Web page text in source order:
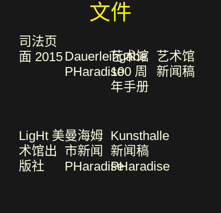
文件
司法页
面 2015 Dauerleihgabe
PHaradise
艺术馆
100 周
年手册
艺术馆
新闻稿
LigHt 美
术馆出
版社
曼海姆
市新闻
PHaradise
Kunsthalle
新闻稿
PHaradise